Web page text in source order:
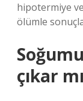
hipotermiye
ölümle
çıkar